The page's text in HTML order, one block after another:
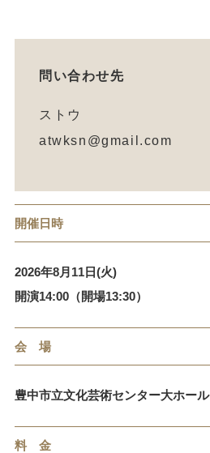
問い合わせ先
ストウ
atwksn@gmail.com
開催日時
2026年8月11日(火)
開演14:00（開場13:30）
会 場
豊中市立文化芸術センター大ホール
料 金